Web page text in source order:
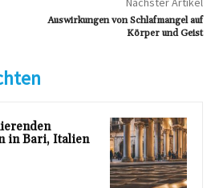
Auswirkungen von Schlafmangel auf
Körper und Geist
in Bari, Italien